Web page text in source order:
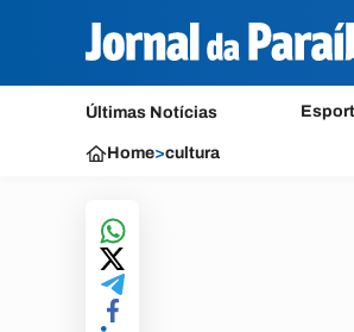
Últimas Notícias
Home>cultura